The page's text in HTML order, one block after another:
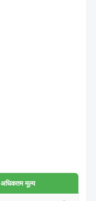
अधिकतम मूल्य